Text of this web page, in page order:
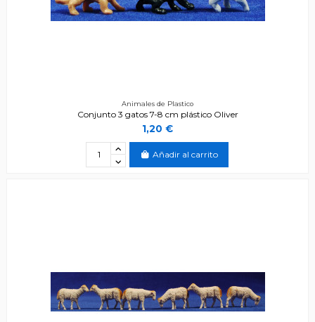
Animales de Plastico
Conjunto 3 gatos 7-8 cm plástico Oliver
1,20 €
Añadir al carrito